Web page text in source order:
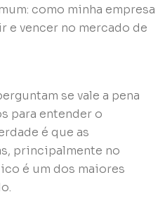
como minha empresa
e vencer no mercado de
se vale a pena
para entender o
é que as
principalmente no
é um dos maiores